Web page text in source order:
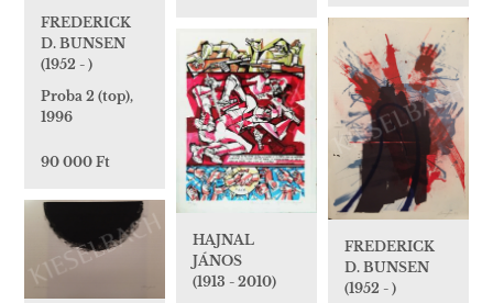
FREDERICK
D. BUNSEN
(1952 - )
Proba 2 (top),
1996
90 000 Ft
FREDERICK
D. BUNSEN
(1952 - )
HAJNAL
JÁNOS
(1913 - 2010)